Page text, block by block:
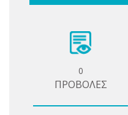
0
ΠΡΟΒΟΛΕΣ